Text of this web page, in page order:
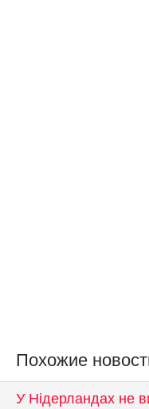
Похожие
У Нідерландах не